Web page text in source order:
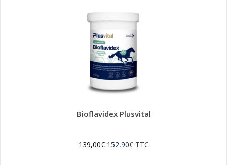
Bioflavidex Plusvital
139,00€ 152,90€ TTC